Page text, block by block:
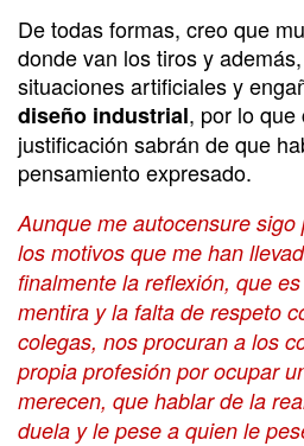
De todas formas, creo que
donde van los tiros y
situaciones artificiales y
diseño industrial, por lo
justificación sabrán de que
pensamiento expresado.
Aunque me autocensure
los motivos que me han
finalmente la reflexión, que
mentira y la falta de respeto
colegas, nos procuran a los
propia profesión por ocupar
merecen, que hablar de la
duela y le pese a quien le